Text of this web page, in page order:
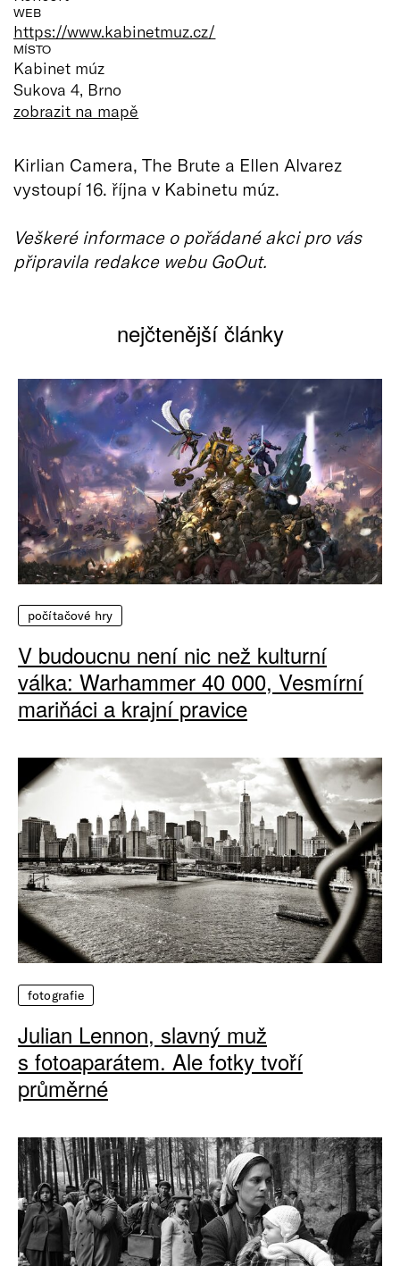
WEB
https://www.kabinetmuz.cz/
MÍSTO
Kabinet múz
Sukova 4, Brno
zobrazit na mapě
Kirlian Camera, The Brute a Ellen Alvarez
vystoupí 16. října v Kabinetu múz.
Veškeré informace o pořádané akci pro vás
připravila redakce webu GoOut.
nejčtenější články
počítačové hry
V budoucnu není nic než kulturní
válka: Warhammer 40 000, Vesmírní
mariňáci a krajní pravice
fotografie
Julian Lennon, slavný muž
s fotoaparátem. Ale fotky tvoří
průměrné